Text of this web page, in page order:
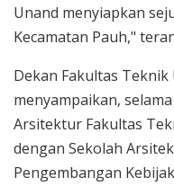
Unand menyiapkan
Kecamatan Pauh,"
Dekan Fakultas
menyampaikan,
Arsitektur Fakultas
dengan Sekolah
Pengembangan